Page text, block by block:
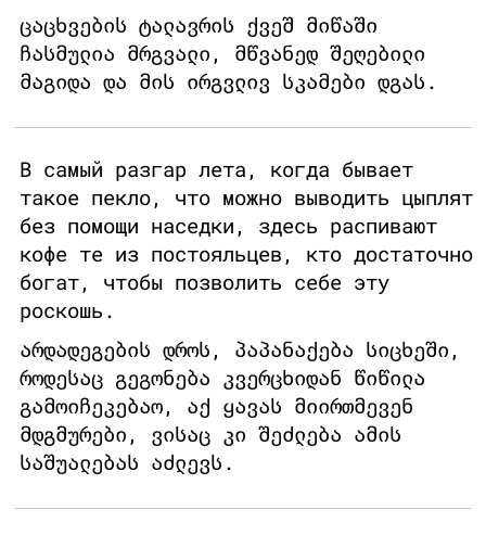
ცაცხვების ტალავრის ქვეშ მიწაში
ჩასმულია მრგვალი, მწვანედ შეღებილი
მაგიდა და მის ირგვლივ სკამები დგას.
В самый разгар лета, когда бывает
такое пекло, что можно выводить цыплят
без помощи наседки, здесь распивают
кофе те из постояльцев, кто достаточно
богат, чтобы позволить себе эту
роскошь.
არდადეგების დროს, პაპანაქება სიცხეში,
როდესაც გეგონება კვერცხიდან წიწილა
გამოიჩეკებაო, აქ ყავას მიირთმევენ
მდგმურები, ვისაც კი შეძლება ამის
საშუალებას აძლევს.